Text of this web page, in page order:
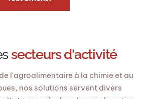
secteurs d'activité
l'agroalimentaire à la chimie et au
nos solutions servent divers